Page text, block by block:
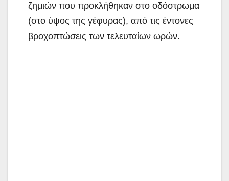
ζημιών που προκλήθηκαν στο οδόστρωμα
(στο ύψος της γέφυρας), από τις έντονες
βροχοπτώσεις των τελευταίων ωρών.